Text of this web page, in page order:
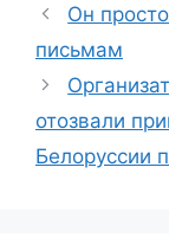
Он
письмам
отозвали
Белоруссии